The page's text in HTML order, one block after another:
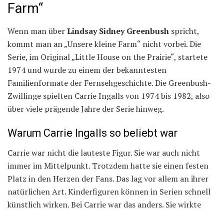
Farm“
Wenn man überLindsay Sidney Greenbush spricht,
kommt man an „Unsere kleine Farm“ nicht vorbei. Die
Serie, im Original „Little House on the Prairie“, startete
1974 und wurde zu einem der bekanntesten
Familienformate der Fernsehgeschichte. Die Greenbush-
Zwillinge spielten Carrie Ingalls von 1974 bis 1982, also
über viele prägende Jahre der Serie hinweg.
Warum Carrie Ingalls so beliebt war
Carrie war nicht die lauteste Figur. Sie war auch nicht
immer im Mittelpunkt. Trotzdem hatte sie einen festen
Platz in den Herzen der Fans. Das lag vor allem an ihrer
natürlichen Art. Kinderfiguren können in Serien schnell
künstlich wirken. Bei Carrie war das anders. Sie wirkte